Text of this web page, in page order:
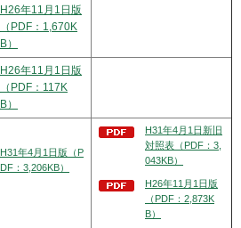
H26年11月1日版
（PDF：1,670K
B）
H26年11月1日版
（PDF：117K
B）
H31年4月1日版（P
DF：3,206KB）
H31年4月1日新旧
対照表（PDF：3,
043KB）
H26年11月1日版
（PDF：2,873K
B）